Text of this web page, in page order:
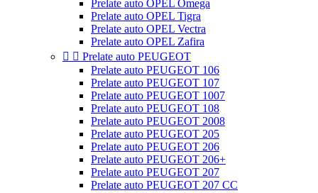
Prelate auto OPEL Omega
Prelate auto OPEL Tigra
Prelate auto OPEL Vectra
Prelate auto OPEL Zafira
  Prelate auto PEUGEOT
Prelate auto PEUGEOT 106
Prelate auto PEUGEOT 107
Prelate auto PEUGEOT 1007
Prelate auto PEUGEOT 108
Prelate auto PEUGEOT 2008
Prelate auto PEUGEOT 205
Prelate auto PEUGEOT 206
Prelate auto PEUGEOT 206+
Prelate auto PEUGEOT 207
Prelate auto PEUGEOT 207 CC